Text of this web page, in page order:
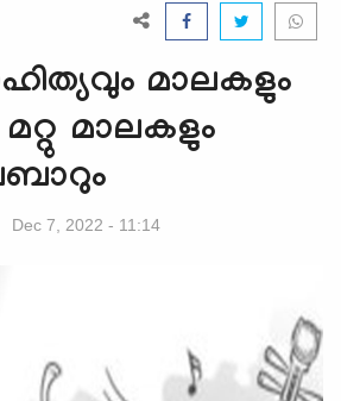
മാലകളും
മാലകളും
Dec 7, 2022 - 11:14